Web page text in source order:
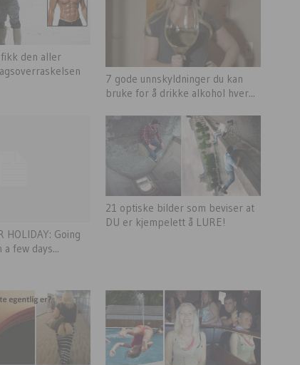
den aller
7 gode unnskyldninger du kan
bruke for å drikke alkohol hver...
HOLIDAY: Going
few days...
21 optiske bilder som beviser at
DU er kjempelett å LURE!